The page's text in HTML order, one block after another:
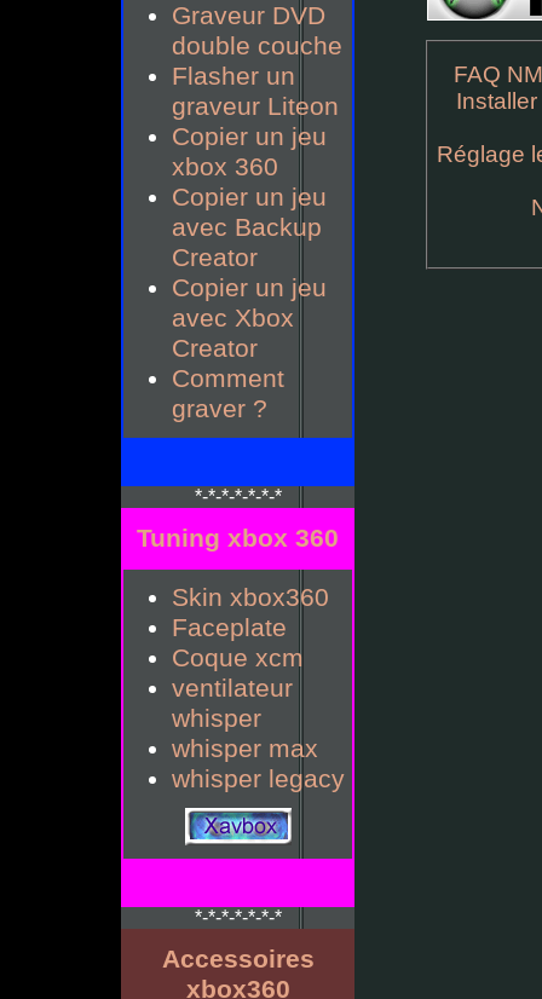
Graveur DVD
double couche
Flasher un
graveur Liteon
Copier un jeu
xbox 360
Copier un jeu
avec Backup
Creator
Copier un jeu
avec Xbox
Creator
Comment
graver ?
*-*-*-*-*-*-*
Tuning xbox 360
Skin xbox360
Faceplate
Coque xcm
ventilateur
whisper
whisper max
whisper legacy
*-*-*-*-*-*-*
Accessoires
xbox360
FAQ
Réglage